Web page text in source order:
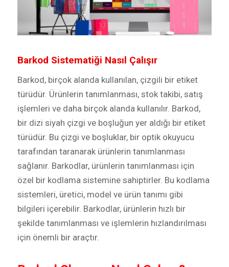
Barkod Sistematiği Nasıl Çalışır
Barkod, birçok alanda kullanılan, çizgili bir etiket
türüdür. Ürünlerin tanımlanması, stok takibi, satış
işlemleri ve daha birçok alanda kullanılır. Barkod,
bir dizi siyah çizgi ve boşluğun yer aldığı bir etiket
türüdür. Bu çizgi ve boşluklar, bir optik okuyucu
tarafından taranarak ürünlerin tanımlanması
sağlanır. Barkodlar, ürünlerin tanımlanması için
özel bir kodlama sistemine sahiptirler. Bu kodlama
sistemleri, üretici, model ve ürün tanımı gibi
bilgileri içerebilir. Barkodlar, ürünlerin hızlı bir
şekilde tanımlanması ve işlemlerin hızlandırılması
için önemli bir araçtır.